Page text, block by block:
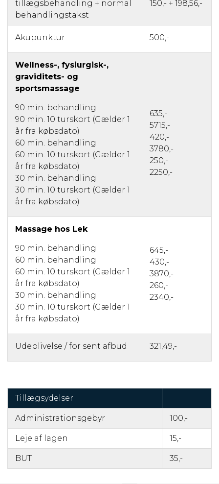
tillægsbehandling + normal
behandlingstakst
150,- + 198,56,-
Akupunktur 500,-
Wellness-, fysiurgisk-,
graviditets- og
sportsmassage
90 min. behandling
90 min. 10 turskort (Gælder 1
år fra købsdato)
60 min. behandling
60 min. 10 turskort (Gælder 1
år fra købsdato)
30 min. behandling
30 min. 10 turskort (Gælder 1
år fra købsdato)
635,-
5715,-
420,-
3780,-
250,-
2250,-
Massage hos Lek
90 min. behandling
60 min. behandling
60 min. 10 turskort (Gælder 1
år fra købsdato)
30 min. behandling
30 min. 10 turskort (Gælder 1
år fra købsdato)
645,-
430,-
3870,-
260,-
2340,-
Udeblivelse / for sent afbud 321,49,-
Tillægsydelser
Administrationsgebyr 100,-
Leje af lagen 15,-
BUT 35,-